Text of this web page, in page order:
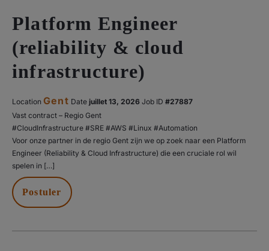
Platform Engineer
(reliability & cloud
infrastructure)
Location Gent Date juillet 13, 2026
#27887
Vast contract – Regio Gent
#CloudInfrastructure #SRE #AWS #Linux #Automation
Voor onze partner in de regio Gent zijn we op zoek naar een Platform
Engineer (Reliability & Cloud Infrastructure) die een cruciale rol wil
spelen in […]
Postuler